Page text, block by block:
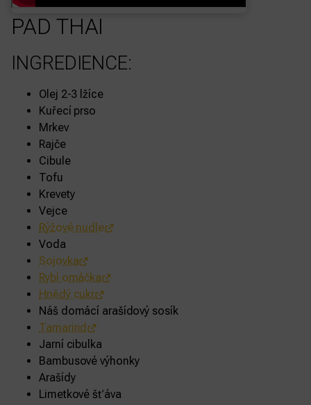
PAD THAI
INGREDIENCE:
Olej 2-3 lžíce
Kuřecí prso
Mrkev
Rajče
Cibule
Tofu
Krevety
Vejce
Rýžové nudle
Voda
Sojovka
Rybí omáčka
Hnědý cukr
Náš domácí arašídový sosík
Tamarind
Jarní cibulka
Bambusové výhonky
Arašídy
Limetkové šťáva